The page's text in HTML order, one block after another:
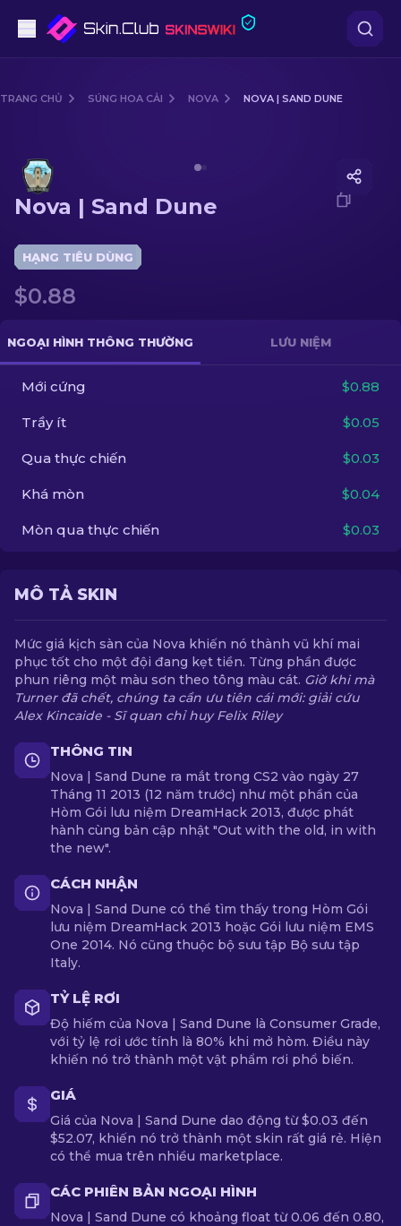
Súng trường Bắn tỉa
Dao
Găng tay
Hòm
Khác
TRANG CHỦ SÚNG HOA CẢI NOVA NOVA | SAND DUNE
Nova | Sand Dune
HẠNG TIÊU DÙNG
$0.88
NGOẠI HÌNH THÔNG THƯỜNG LƯU NIỆM
Mới cứng $0.88
Trầy ít $0.05
Qua thực chiến $0.03
Khá mòn $0.04
Mòn qua thực chiến $0.03
MÔ TẢ SKIN
Mức giá kịch sàn của Nova khiến nó thành vũ khí mai
phục tốt cho một đội đang kẹt tiền. Từng phần được
phun riêng một màu sơn theo tông màu cát. Giờ khi mà
Turner đã chết, chúng ta cần ưu tiên cái mới: giải cứu
Alex Kincaide - Sĩ quan chỉ huy Felix Riley
THÔNG TIN
Nova | Sand Dune ra mắt trong CS2 vào ngày 27
Tháng 11 2013 (12 năm trước) như một phần của
Hòm Gói lưu niệm DreamHack 2013, được phát
hành cùng bản cập nhật "Out with the old, in with
the new".
CÁCH NHẬN
Nova | Sand Dune có thể tìm thấy trong Hòm Gói
lưu niệm DreamHack 2013 hoặc Gói lưu niệm EMS
One 2014. Nó cũng thuộc bộ sưu tập Bộ sưu tập
Italy.
TỶ LỆ RƠI
Độ hiếm của Nova | Sand Dune là Consumer Grade,
với tỷ lệ rơi ước tính là 80% khi mở hòm. Điều này
khiến nó trở thành một vật phẩm rơi phổ biến.
GIÁ
Giá của Nova | Sand Dune dao động từ $0.03 đến
$52.07, khiến nó trở thành một skin rất giá rẻ. Hiện
có thể mua trên nhiều marketplace.
CÁC PHIÊN BẢN NGOẠI HÌNH
Nova | Sand Dune có khoảng float từ 0.06 đến 0.80,